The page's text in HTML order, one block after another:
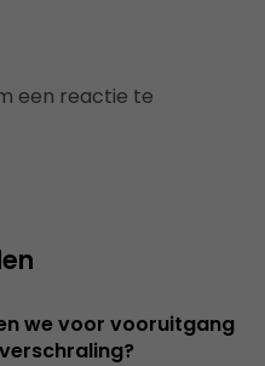
een reactie te
we voor vooruitgang